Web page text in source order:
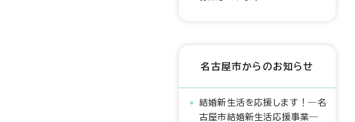
名古屋市からのお知らせ
結婚新生活を応援します！―名
古屋市結婚新生活応援事業―